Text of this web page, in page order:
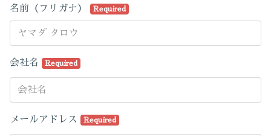
名前（フリガナ） Required
会社名 Required
メールアドレス Required